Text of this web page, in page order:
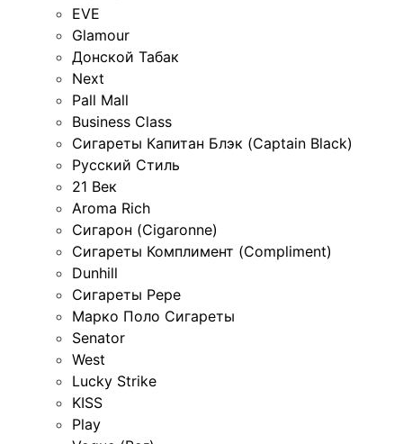
EVE
Glamour
Донской Табак
Next
Pall Mall
Business Class
Сигареты Капитан Блэк (Captain Black)
Русский Стиль
21 Век
Aroma Rich
Сигарон (Cigaronne)
Сигареты Комплимент (Compliment)
Dunhill
Сигареты Pepe
Марко Поло Сигареты
Senator
West
Lucky Strike
KISS
Play